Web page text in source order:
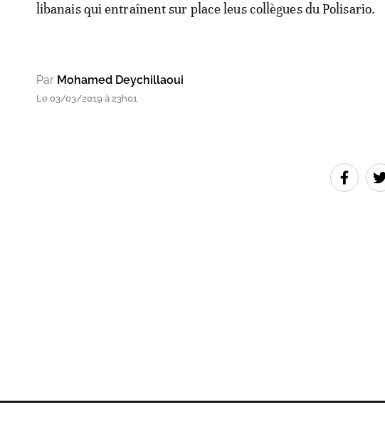
libanais qui entraînent sur place leus collègues du Polisario.
Par Mohamed Deychillaoui
Le 03/03/2019 à 23h01